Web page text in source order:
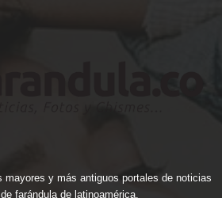
mayores y más antiguos portales de noticias
farándula de latinoamérica.